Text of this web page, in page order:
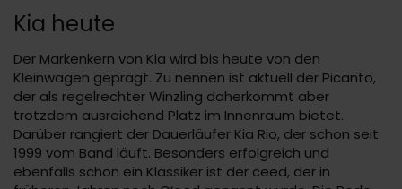
Kia heute
Der Markenkern von Kia wird bis heute von den
Kleinwagen geprägt. Zu nennen ist aktuell der Picanto,
der als regelrechter Winzling daherkommt aber
trotzdem ausreichend Platz im Innenraum bietet.
Darüber rangiert der Dauerläufer Kia Rio, der schon seit
1999 vom Band läuft. Besonders erfolgreich und
ebenfalls schon ein Klassiker ist der ceed, der in